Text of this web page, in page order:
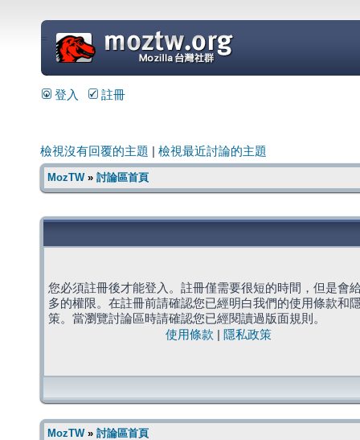
=
登入 註冊
檢視沒有回覆的主題 檢視最近討論的主題
MozTW» 討論區首頁
您必須註冊後才能登入。註冊僅需要很短的時間，但是會
多的權限。在註冊前請確認您已經明白我們的使用條款和
策。當瀏覽討論區時請確認您已經閱讀過版面規則。
使用條款
隱私政策
MozTW» 討論區首頁